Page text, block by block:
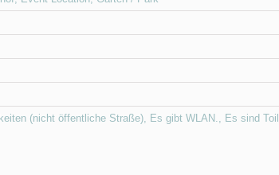
(nicht öffentliche Straße), Es gibt WLAN., Es sind